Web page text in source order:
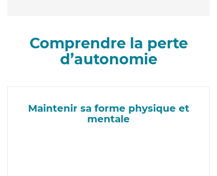
Comprendre la perte
d’autonomie
Maintenir sa forme physique et
mentale